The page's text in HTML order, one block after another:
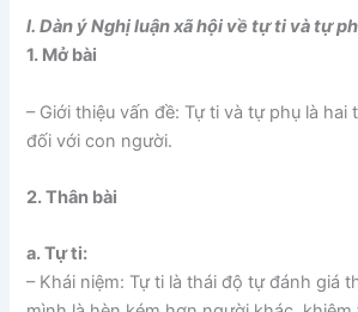
I. Dàn ý Nghị luận xã hội về tự ti và tự
1. Mở bài
– Giới thiệu vấn đề: Tự ti và tự phụ là hai
đối với con người.
2. Thân bài
a. Tự ti:
– Khái niệm: Tự ti là thái độ tự đánh giá